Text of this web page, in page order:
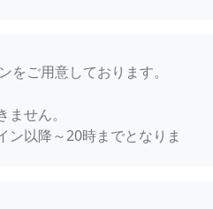
をご用意しております。
せん。
以降～20時までとなりま